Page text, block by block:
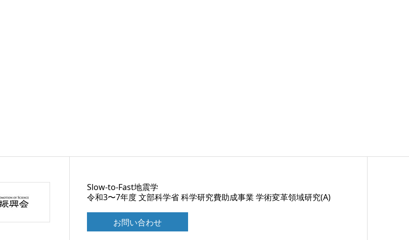
Slow-to-Fast地震学
令和3〜7年度 文部科学省 科学研究費助成事業 学術変革領域研究(A)
お問い合わせ